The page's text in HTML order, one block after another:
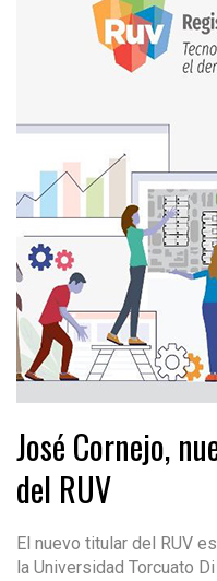
José Cornejo,
del RUV
El nuevo titular del RUV
la Universidad Torcuato